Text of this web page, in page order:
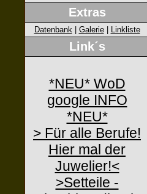
Extras
Datenbank| Galerie| Linkliste
Link´s
*NEU* WoD
google INFO
*NEU*
> Für alle Berufe!
Hier mal der
Juwelier!<
>Setteile -